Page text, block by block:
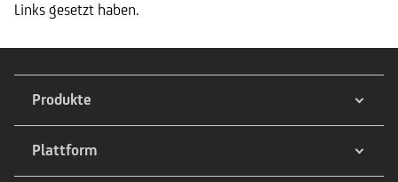
Links gesetzt haben.
Produkte
Plattform